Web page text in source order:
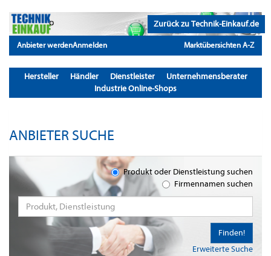
Zurück zu Technik-Einkauf.de
Anbieter werdenAnmelden Marktübersichten A-Z
Hersteller Händler Dienstleister
Unternehmensberater
Industrie Online-Shops
ANBIETER SUCHE
Produkt oder Dienstleistung suchen
Firmennamen suchen
Erweiterte Suche
Finden!